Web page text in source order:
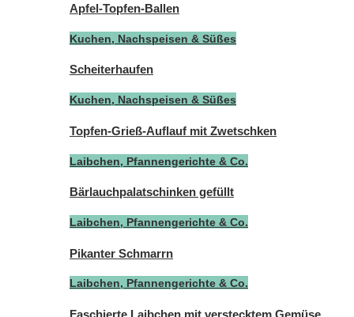
Apfel-Topfen-Ballen
Kuchen, Nachspeisen & Süßes
Scheiterhaufen
Kuchen, Nachspeisen & Süßes
Topfen-Grieß-Auflauf mit Zwetschken
Laibchen, Pfannengerichte & Co.
Bärlauchpalatschinken gefüllt
Laibchen, Pfannengerichte & Co.
Pikanter Schmarrn
Laibchen, Pfannengerichte & Co.
Faschierte Laibchen mit verstecktem Gemüse